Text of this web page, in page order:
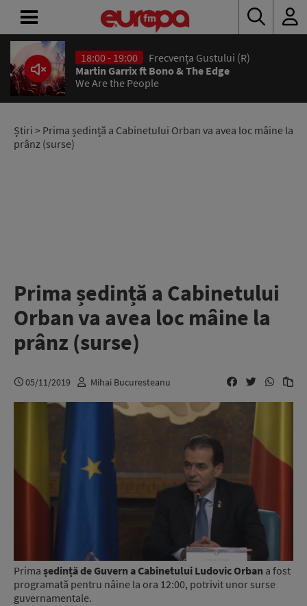
18:00 - 19:00
Frecvența Gustului (R)
Martin Garrix ft Bono & The Edge
We Are the People
Știri > Prima ședință a Cabinetului Orban va avea loc mâine la
prânz (surse)
Prima ședință a Cabinetului
Orban va avea loc mâine la
prânz (surse)
05/11/2019 Mihai Bucuresteanu
Prima ședință de Guvern a Cabinetului Ludovic Orban a fost
programată pentru nâine la ora 12:00, potrivit unor surse
guvernamentale.
ACASĂ
ȘTIRI
RADIO